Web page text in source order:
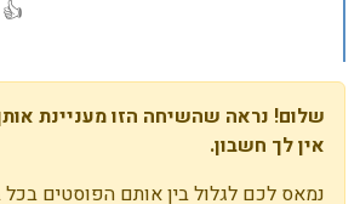
שלום! נראה שהשיחה הזו מעניינת
אין לך חשבון.
נמאס לכם לגלול בין אותם הפוסטים בכל